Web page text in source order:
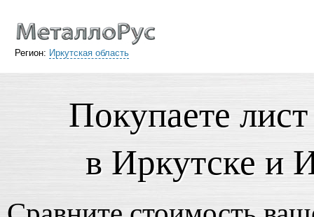
Регион: Иркутская область
Покупаете
в Иркутске и